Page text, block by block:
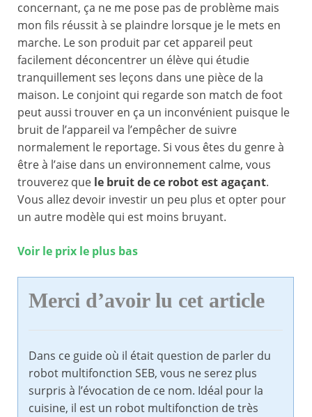
concernant, ça ne me pose pas de problème mais
mon fils réussit à se plaindre lorsque je le mets en
marche. Le son produit par cet appareil peut
facilement déconcentrer un élève qui étudie
tranquillement ses leçons dans une pièce de la
maison. Le conjoint qui regarde son match de foot
peut aussi trouver en ça un inconvénient puisque le
bruit de l’appareil va l’empêcher de suivre
normalement le reportage. Si vous êtes du genre à
être à l’aise dans un environnement calme, vous
trouverez que le bruit de ce robot est agaçant.
Vous allez devoir investir un peu plus et opter pour
un autre modèle qui est moins bruyant.
Voir le prix le plus bas
Merci d’avoir lu cet article
Dans ce guide où il était question de parler du
robot multifonction SEB, vous ne serez plus
surpris à l’évocation de ce nom. Idéal pour la
cuisine, il est un robot multifonction de très